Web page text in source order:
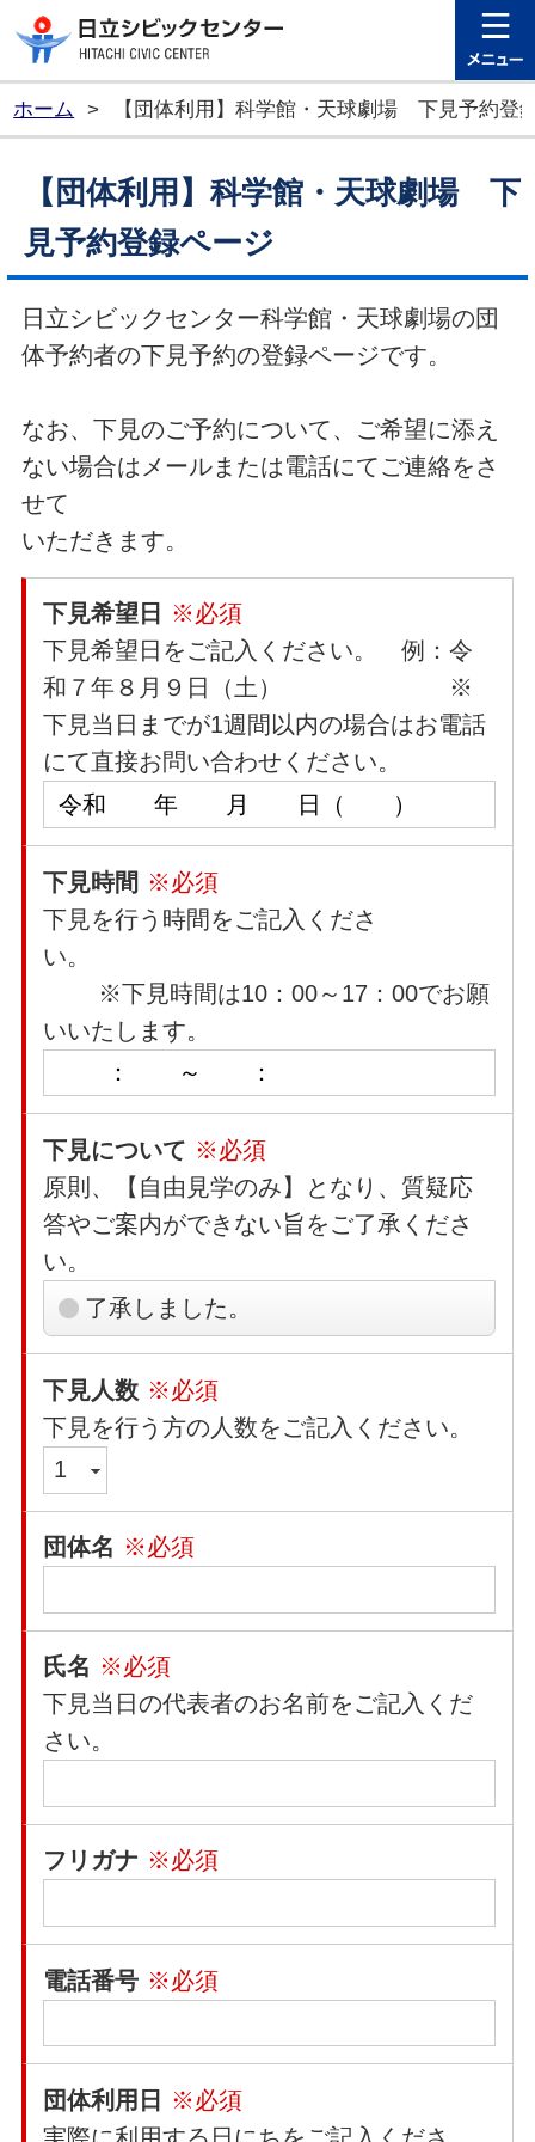
日立シビ
ホーム > 【団体利用】科学館・天球劇場 下見予約
【団体利用】科学館・天球劇場 下
見予約登録ページ
日立シビックセンター科学館・天球劇場の団
体予約者の下見予約の登録ページです。
なお、下見のご予約について、ご希望に添え
ない場合はメールまたは電話にてご連絡をさ
せて
いただきます。
下見希望日
※必須
下見希望日をご記入ください。 例：令
和７年８月９日（土） ※
下見当日までが1週間以内の場合はお電話
にて直接お問い合わせください。
下見時間 ※必須
下見を行う時間をご記入くださ
い。
※下見時間は10：00～17：00でお願
いいたします。
下見について ※必須
原則、【自由見学のみ】となり、質疑応
答やご案内ができない旨をご了承くださ
い。
了承しました。
下見人数 ※必須
下見を行う方の人数をご記入ください。
団体名 ※必須
氏名 ※必須
下見当日の代表者のお名前をご記入くだ
さい。
フリガナ ※必須
電話番号 ※必須
団体利用日
※必須